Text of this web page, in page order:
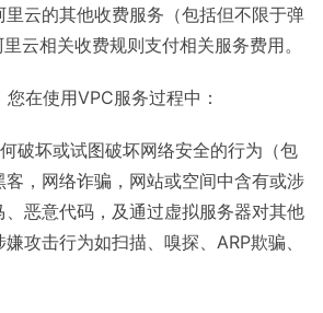
云的其他收费服务（包括但不限于弹
云相关收费规则支付相关服务费用。
在使用VPC服务过程中：
破坏或试图破坏网络安全的行为（包
，网络诈骗，网站或空间中含有或涉
恶意代码，及通过虚拟服务器对其他
攻击行为如扫描、嗅探、ARP欺骗、